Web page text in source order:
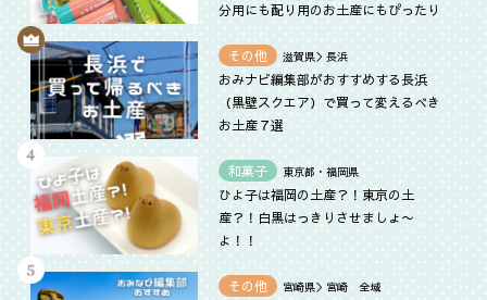
分用にも配り用のお土産にもぴったり
その他 滋賀県＞長浜
おみナビ編集部がおすすめする長浜
（黒壁スクエア）で買って変えるべき
お土産７選
和菓子 東京都・福岡県
ひよ子は福岡の土産？！東京の土
産？！白黒はっきりさせましょ〜
よ！！
その他 宮崎県＞宮崎 全域